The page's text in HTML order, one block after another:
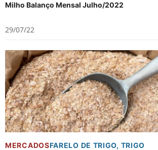
Milho Balanço Mensal Julho/2022
29/07/22
MERCADOSFARELO DE TRIGO, TRIGO